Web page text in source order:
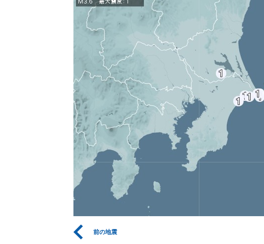
前の地震